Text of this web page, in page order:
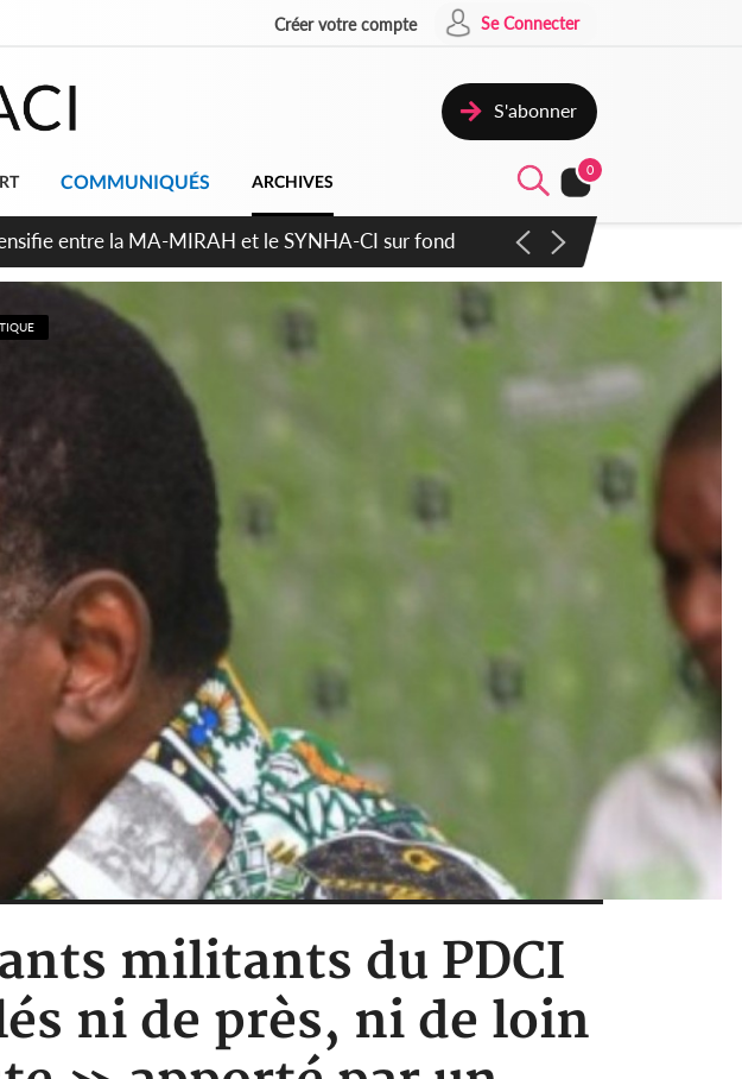
Créer votre compte Se Connecter
S'abonner
COMMUNIQUÉS ARCHIVES
0
environnement démocratique plus apaisé
militants du PDCI
ni de près, ni de loin